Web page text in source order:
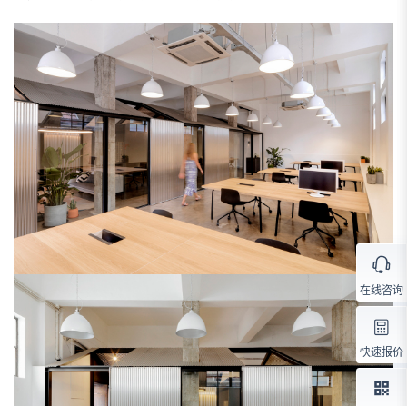
在线咨询
快速报价